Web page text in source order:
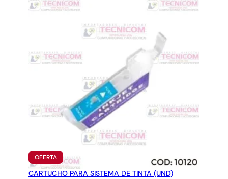
OFERTAPRODUCTO
EN
OFERTA
CARTUCHO PARA SISTEMA DE TINTA (UND)